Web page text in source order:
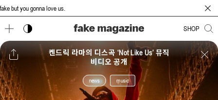
you gonna love us.
다크 모드 토글 SHOP
켄드릭 라마의 디스곡 ‘Not Like Us’ 뮤직
비디오 공개
news music